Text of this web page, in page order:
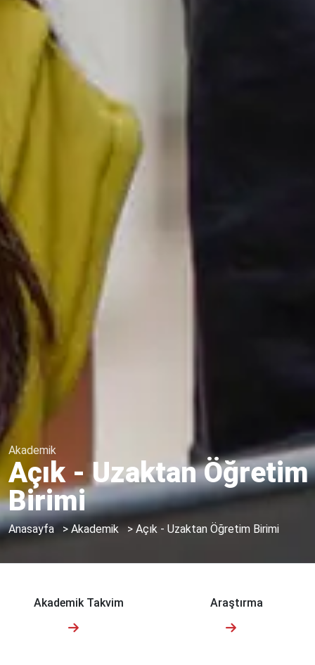
Akademik
Açık - Uzaktan Öğretim
Birimi
Anasayfa > Akademik > Açık - Uzaktan Öğretim Birimi
Akademik Takvim Araştırma